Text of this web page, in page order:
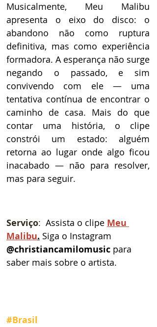
Musicalmente, Meu Malibu
apresenta o eixo do disco: o
abandono não como ruptura
definitiva, mas como experiência
formadora. A esperança não surge
negando o passado, e sim
convivendo com ele — uma
tentativa contínua de encontrar o
caminho de casa. Mais do que
contar uma história, o clipe
constrói um estado: alguém
retorna ao lugar onde algo ficou
inacabado — não para resolver,
mas para seguir.
Serviço: Assista o clipe Meu
Malibu. Siga o Instagram
@christiancamilomusic para
saber mais sobre o artista.
#Brasil